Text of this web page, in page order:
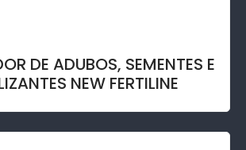
DE ADUBOS, SEMENTES E
NEW FERTILINE